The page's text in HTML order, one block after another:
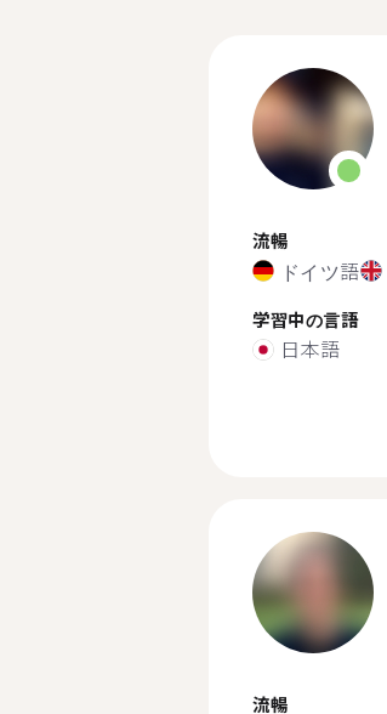
流暢
ドイツ語
学習中の言語
日本語
流暢